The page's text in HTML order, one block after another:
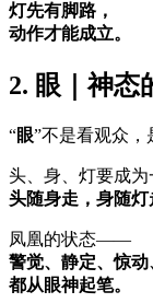
灯先有脚路，
动作才能成立。
2. 眼｜神态
“眼”不是看观众，
头、身、灯要成为
头随身走，身随灯
凤凰的状态——
警觉、静定、惊
都从眼神起笔。